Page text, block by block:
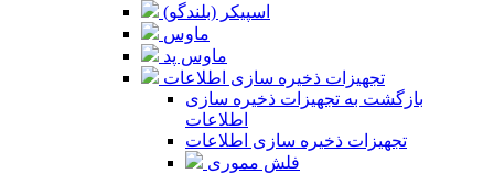
اسپیکر (بلندگو)
ماوس
ماوس پد
تجهیزات ذخیره سازی اطلاعات
بازگشت به تجهیزات ذخیره سازی
اطلاعات
تجهیزات ذخیره سازی اطلاعات
فلش مموری